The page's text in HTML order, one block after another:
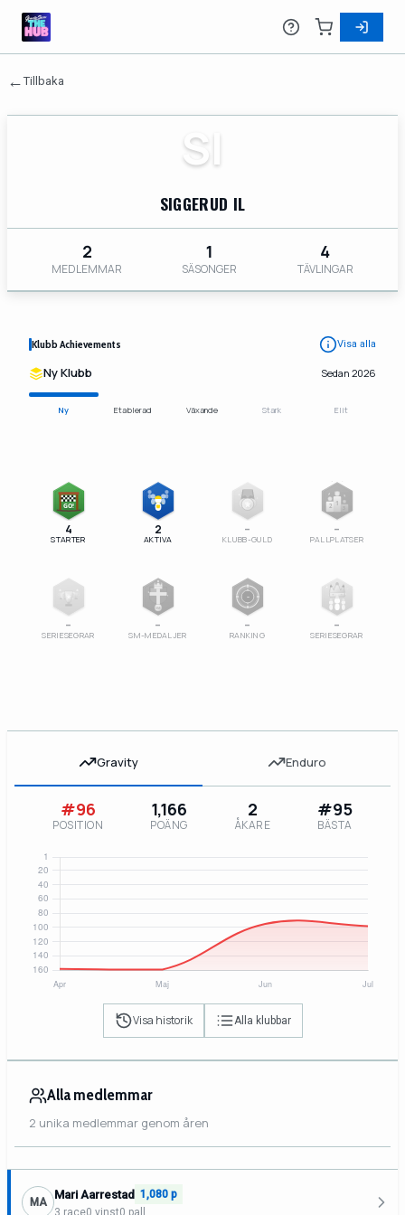
←Tillbaka
Gravity Enduro
#96
POSITION
1,166
POÄNG
2
ÅKARE
#95
BÄSTA
Visa historik Alla klubbar
Alla medlemmar
2 unika medlemmar genom åren
MA
Mari Aarrestad 1,080 p
3 race0 vinst0 pall
SI
SIGGERUD IL
2
MEDLEMMAR
1
SÄSONGER
4
TÄVLINGAR
Klubb Achievements Visa alla
Ny Klubb Sedan 2026
Ny Etablerad Växande Stark Elit
GO!
4
STARTER
2
AKTIVA
–
KLUBB-GULD
2 1
3
–
PALLPLATSER
–
SERIESEGRAR
SM
–
SM-MEDALJER
–
–
RANKING
–
SERIESEGRAR